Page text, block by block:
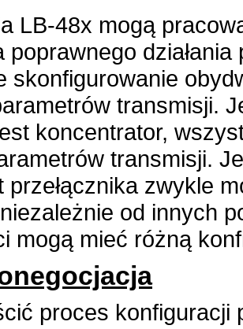
LB-48x mogą
poprawnego
skonfigurowanie
transmisji.
koncentrator,
transmisji.
przełącznika zwykle
od innych
mogą mieć różną
proces konfiguracji